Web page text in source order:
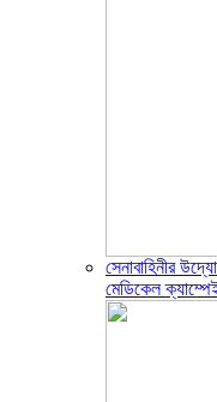
সেনাবাহিনীর
মেডিকেল